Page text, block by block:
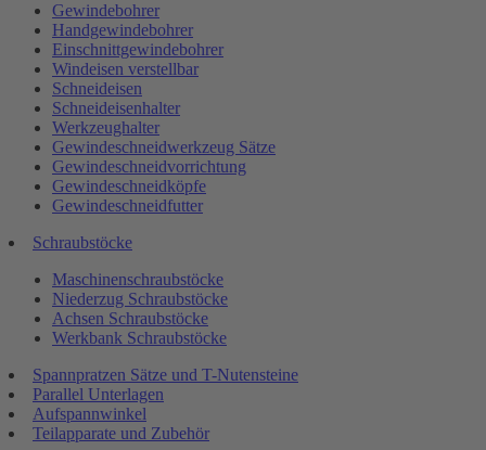
Gewindebohrer
Handgewindebohrer
Einschnittgewindebohrer
Windeisen verstellbar
Schneideisen
Schneideisenhalter
Werkzeughalter
Gewindeschneidwerkzeug Sätze
Gewindeschneidvorrichtung
Gewindeschneidköpfe
Gewindeschneidfutter
Schraubstöcke
Maschinenschraubstöcke
Niederzug Schraubstöcke
Achsen Schraubstöcke
Werkbank Schraubstöcke
Spannpratzen Sätze und T-Nutensteine
Parallel Unterlagen
Aufspannwinkel
Teilapparate und Zubehör